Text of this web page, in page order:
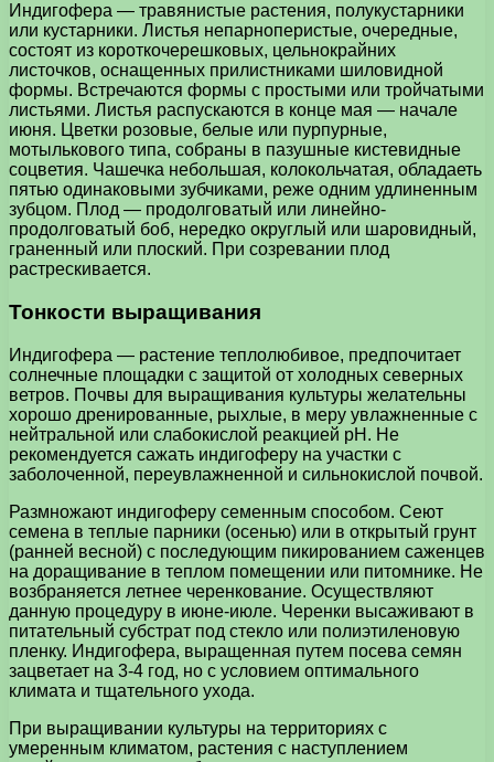
Индигофера — травянистые растения, полукустарники
или кустарники. Листья непарноперистые, очередные,
состоят из короткочерешковых, цельнокрайних
листочков, оснащенных прилистниками шиловидной
формы. Встречаются формы с простыми или тройчатыми
листьями. Листья распускаются в конце мая — начале
июня. Цветки розовые, белые или пурпурные,
мотылькового типа, собраны в пазушные кистевидные
соцветия. Чашечка небольшая, колокольчатая, обладаеть
пятью одинаковыми зубчиками, реже одним удлиненным
зубцом. Плод — продолговатый или линейно-
продолговатый боб, нередко округлый или шаровидный,
граненный или плоский. При созревании плод
растрескивается.
Тонкости выращивания
Индигофера — растение теплолюбивое, предпочитает
солнечные площадки с защитой от холодных северных
ветров. Почвы для выращивания культуры желательны
хорошо дренированные, рыхлые, в меру увлажненные с
нейтральной или слабокислой реакцией рН. Не
рекомендуется сажать индигоферу на участки с
заболоченной, переувлажненной и сильнокислой почвой.
Размножают индигоферу семенным способом. Сеют
семена в теплые парники (осенью) или в открытый грунт
(ранней весной) с последующим пикированием саженцев
на доращивание в теплом помещении или питомнике. Не
возбраняется летнее черенкование. Осуществляют
данную процедуру в июне-июле. Черенки высаживают в
питательный субстрат под стекло или полиэтиленовую
пленку. Индигофера, выращенная путем посева семян
зацветает на 3-4 год, но с условием оптимального
климата и тщательного ухода.
При выращивании культуры на территориях с
умеренным климатом, растения с наступлением